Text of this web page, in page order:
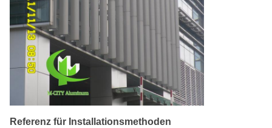
Referenz für Installationsmethoden